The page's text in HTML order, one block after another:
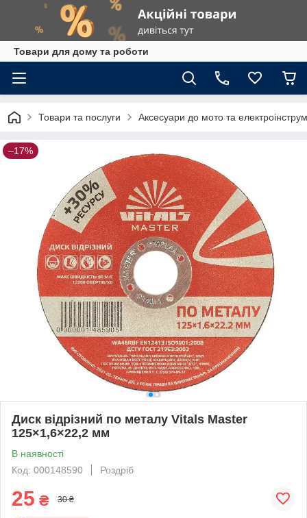
Товари для дому та роботи
Товари та послуги Аксесуари до мото та
–17%
Диск відрізний по металу Vitals Master
125×1,6×22,2 мм
В наявності
Код: 000148590
Роздріб
25 ₴ 30 ₴